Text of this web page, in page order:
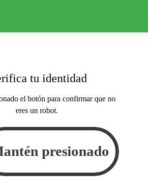
tu identidad
el botón para confirmar que no
eres un robot.